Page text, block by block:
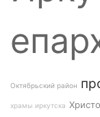
Октябрьский район
храмы иркутска